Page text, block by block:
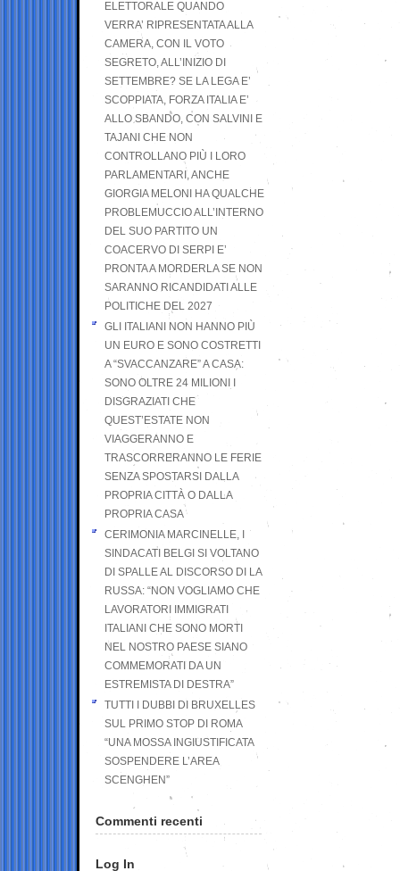
ELETTORALE QUANDO
VERRA’ RIPRESENTATA ALLA
CAMERA, CON IL VOTO
SEGRETO, ALL’INIZIO DI
SETTEMBRE? SE LA LEGA E’
SCOPPIATA, FORZA ITALIA E’
ALLO SBANDO, CON SALVINI E
TAJANI CHE NON
CONTROLLANO PIÙ I LORO
PARLAMENTARI, ANCHE
GIORGIA MELONI HA QUALCHE
PROBLEMUCCIO ALL’INTERNO
DEL SUO PARTITO UN
COACERVO DI SERPI E’
PRONTA A MORDERLA SE NON
SARANNO RICANDIDATI ALLE
POLITICHE DEL 2027
GLI ITALIANI NON HANNO PIÙ
UN EURO E SONO COSTRETTI
A “SVACCANZARE” A CASA:
SONO OLTRE 24 MILIONI I
DISGRAZIATI CHE
QUEST’ESTATE NON
VIAGGERANNO E
TRASCORRERANNO LE FERIE
SENZA SPOSTARSI DALLA
PROPRIA CITTÀ O DALLA
PROPRIA CASA
CERIMONIA MARCINELLE, I
SINDACATI BELGI SI VOLTANO
DI SPALLE AL DISCORSO DI LA
RUSSA: “NON VOGLIAMO CHE
LAVORATORI IMMIGRATI
ITALIANI CHE SONO MORTI
NEL NOSTRO PAESE SIANO
COMMEMORATI DA UN
ESTREMISTA DI DESTRA”
TUTTI I DUBBI DI BRUXELLES
SUL PRIMO STOP DI ROMA
“UNA MOSSA INGIUSTIFICATA
SOSPENDERE L’AREA
SCENGHEN”
Commenti recenti
Log In